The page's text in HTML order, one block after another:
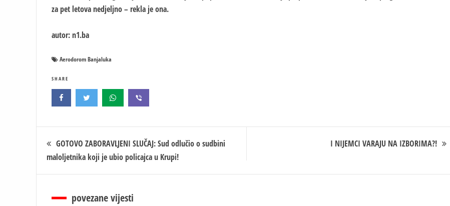
za pet letova nedjeljno – rekla je ona.
autor: n1.ba
Aerodorom Banjaluka
SHARE
Кретање
чланка
GOTOVO ZABORAVLJENI SLUČAJ: Sud odlučio o sudbini
maloljetnika koji je ubio policajca u Krupi!
I NIJEMCI VARAJU NA IZBORIMA?!
povezane vijesti